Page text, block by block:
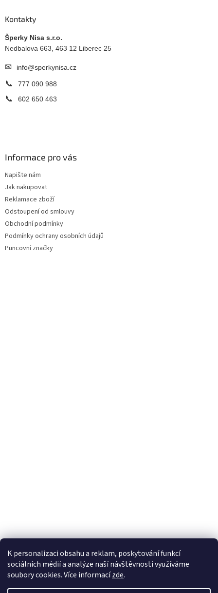
K personalizaci obsahu a reklam, poskytování funkcí
sociálních médií a analýze naší návštěvnosti využíváme
soubory cookies. Více informacízde.
Kontakty
Šperky Nisa s.r.o.
Nedbalova 663, 463 12 Liberec 25
✉ info@sperkynisa.cz
📞 777 090 988
📞 602 650 463
Informace pro vás
Napište nám
Jak nakupovat
Reklamace zboží
Odstoupení od smlouvy
Obchodní podmínky
Podmínky ochrany osobních údajů
Puncovní značky